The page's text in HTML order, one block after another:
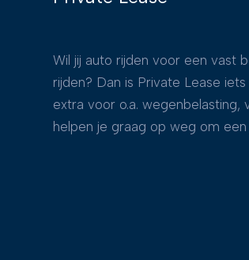
Wil jij auto rijden voor een vast
rijden? Dan is Private Lease
extra voor o.a.
helpen je graag op weg om